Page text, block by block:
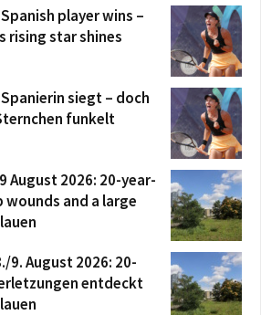
player wins –
rising star shines
siegt – doch
funkelt
August 2026: 20-year-
and a large
9. August 2026: 20-
entdeckt